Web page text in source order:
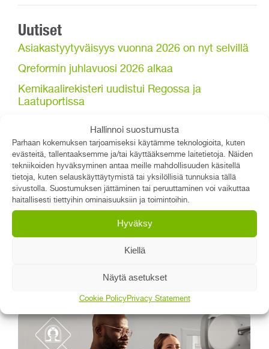
Hallinnoi suostumusta
Parhaan kokemuksen tarjoamiseksi käytämme teknologioita, kuten
evästeitä, tallentaaksemme ja/tai käyttääksemme laitetietoja. Näiden
tekniikoiden hyväksyminen antaa meille mahdollisuuden käsitellä
tietoja, kuten selauskäyttäytymistä tai yksilöllisiä tunnuksia tällä
sivustolla. Suostumuksen jättäminen tai peruuttaminen voi vaikuttaa
haitallisesti tiettyihin ominaisuuksiin ja toimintoihin.
Hyväksy
Kiellä
Näytä asetukset
Cookie PolicyPrivacy Statement
Uutiset
Asiakastyytyväisyys vuonna 2026 on nyt selvillä
Qreformin juhlavuosi 2026 alkaa
Kemikaalirekisteri uudistui Regossa ja
Laatuportissa
Mitä haluaisit tietää digitaalisista